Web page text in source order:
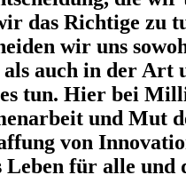
das Richtige zu
wir uns
auch in der Art
tun. Hier bei
und Mut
von
Leben für alle und